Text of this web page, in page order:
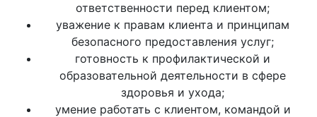
ответственности перед клиентом;
уважение к правам клиента и принципам
безопасного предоставления услуг;
готовность к профилактической и
образовательной деятельности в сфере
здоровья и ухода;
умение работать с клиентом, командой и